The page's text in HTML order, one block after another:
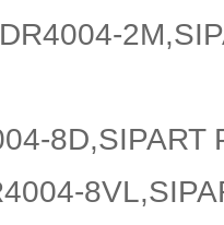
8D,SIPART